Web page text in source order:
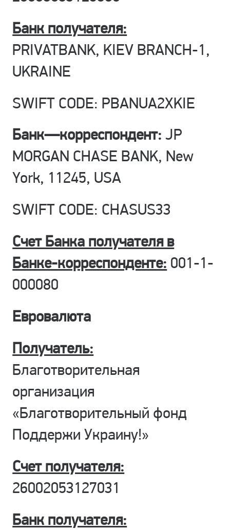
Банк получателя:
PRIVATBANK, KIEV BRANCH-1,
UKRAINE
SWIFT CODE: PBANUA2XKIE
Банк—корреспондент: JP
MORGAN CHASE BANK, New
York, 11245, USA
SWIFT CODE: CHASUS33
Счет Банка получателя в
Банке-корреспонденте: 001-1-
000080
Евровалюта
Получатель:
Благотворительная
организация
«Благотворительный фонд
Поддержи Украину!»
Счет получателя:
26002053127031
Банк получателя: